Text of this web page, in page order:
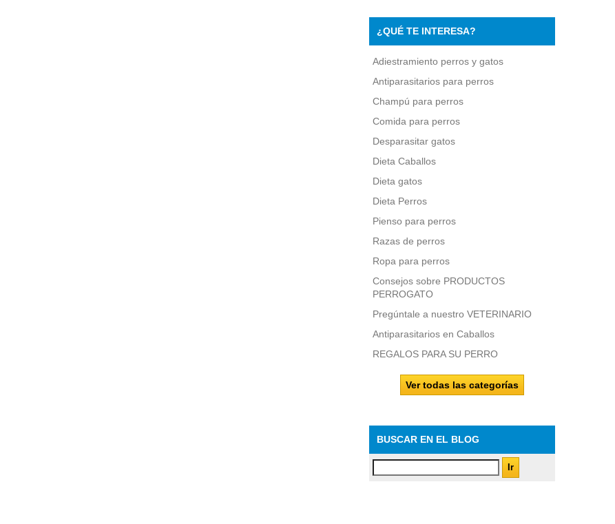
¿QUÉ TE INTERESA?
Adiestramiento perros y gatos
Antiparasitarios para perros
Champú para perros
Comida para perros
Desparasitar gatos
Dieta Caballos
Dieta gatos
Dieta Perros
Pienso para perros
Razas de perros
Ropa para perros
Consejos sobre PRODUCTOS
PERROGATO
Pregúntale a nuestro VETERINARIO
Antiparasitarios en Caballos
REGALOS PARA SU PERRO
Ver todas las categorías
BUSCAR EN EL BLOG